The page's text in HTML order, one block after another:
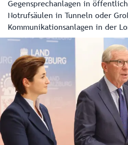
Gegensprechanlagen in
Notrufsäulen in Tunneln oder
Kommunikationsanlagen in der
mehr entwickelt und produziert
Unternehmen Commend. Das
Innovationsstandort Salzburg
Branche beliefert auch große